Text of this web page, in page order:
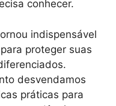
conhecer.
indispensável
proteger suas
desvendamos
práticas para